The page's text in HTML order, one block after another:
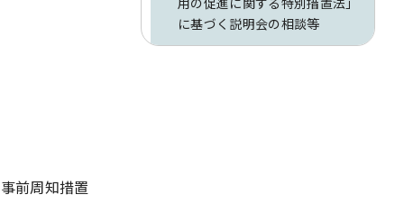
前周知措置
に基づく説明会の相談等